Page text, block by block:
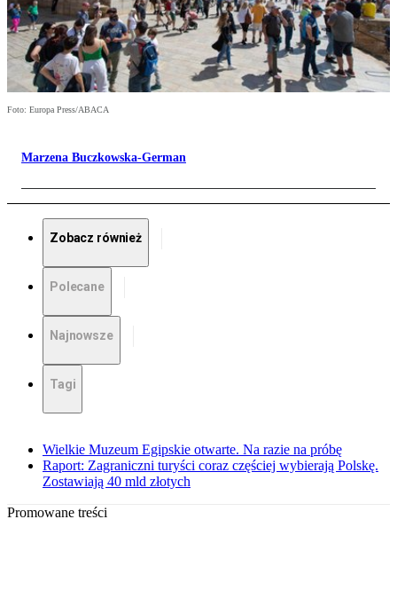
Foto: Europa Press/ABACA
Marzena Buczkowska-German
Zobacz również
Polecane
Najnowsze
Tagi
Wielkie Muzeum Egipskie otwarte. Na razie na próbę
Raport: Zagraniczni turyści coraz częściej wybierają Polskę.
Zostawiają 40 mld złotych
Promowane treści